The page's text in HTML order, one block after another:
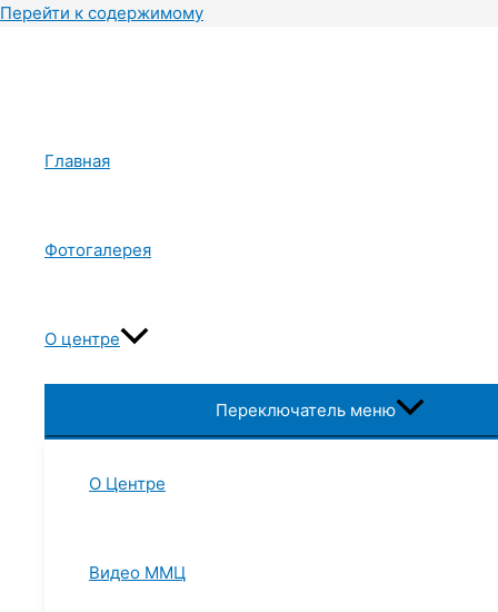
Перейти к содержимому
Главная
Фотогалерея
О центре
Переключатель меню
О Центре
Видео ММЦ